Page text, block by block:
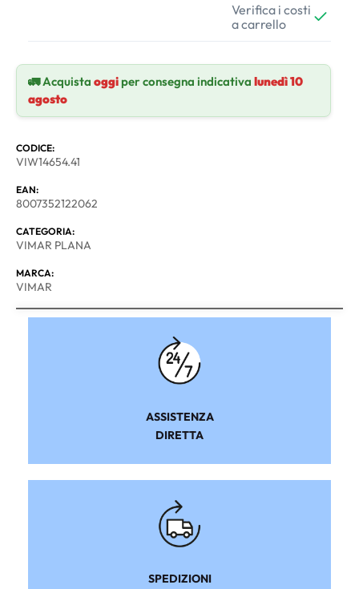
Verifica i costi
a carrello
🚛 Acquista oggiper consegna indicativa lunedì 10
agosto
CODICE:
VIW14654.41
EAN:
8007352122062
CATEGORIA:
VIMAR PLANA
MARCA:
VIMAR
ASSISTENZA
DIRETTA
SPEDIZIONI